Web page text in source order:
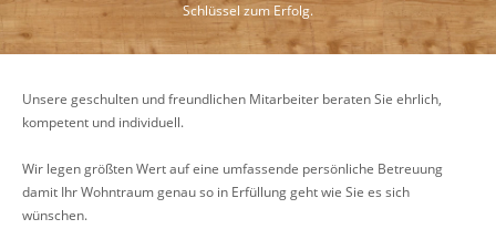
Schlüssel zum Erfolg.
Unsere geschulten und freundlichen Mitarbeiter beraten Sie ehrlich,
kompetent und individuell.
Wir legen größten Wert auf eine umfassende persönliche Betreuung
damit Ihr Wohntraum genau so in Erfüllung geht wie Sie es sich
wünschen.